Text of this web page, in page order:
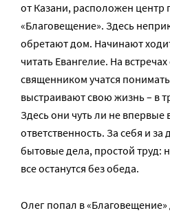
от Казани, расположен
«Благовещение». Здесь
обретают дом. Начинают
читать Евангелие. На
священником учатся
выстраивают свою жизнь – в
Здесь они чуть ли не впервые
ответственность. За себя и
бытовые дела, простой труд:
все останутся без обеда.
Олег попал в «Благовещение»